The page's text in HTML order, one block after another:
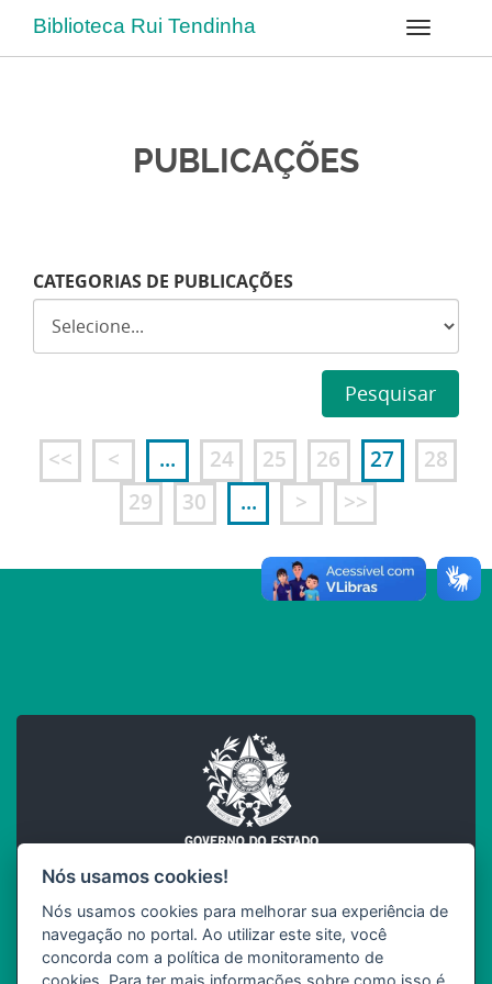
Biblioteca Rui Tendinha
PUBLICAÇÕES
CATEGORIAS DE PUBLICAÇÕES
Pesquisar
<< < ... 24 25 26 27
28
29
30 ... > >>
INCAPER
SEAG
Governo do Estado do Espírito Santo
Nós usamos cookies!
Nós usamos cookies para melhorar sua experiência de
navegação no portal. Ao utilizar este site, você
concorda com a política de monitoramento de